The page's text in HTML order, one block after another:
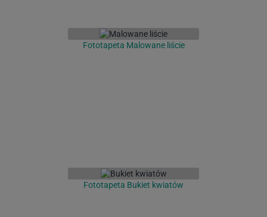
Fototapeta Malowane liście
Fototapeta Bukiet kwiatów